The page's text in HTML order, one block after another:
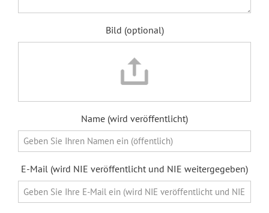
Bild (optional)
Name (wird veröffentlicht)
E-Mail (wird NIE veröffentlicht und NIE weitergegeben)